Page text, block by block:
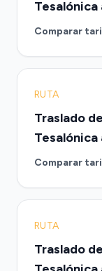
Tesalónica
Comparar
RUTA
Traslado
Comparar
RUTA
Traslado